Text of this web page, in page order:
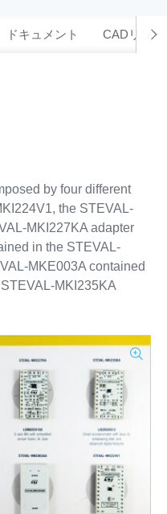
ドキュメント CADリソー
by four different
the STEVAL-
MKI227KA adapter
in the STEVAL-
MKE003A contained
MKI235KA